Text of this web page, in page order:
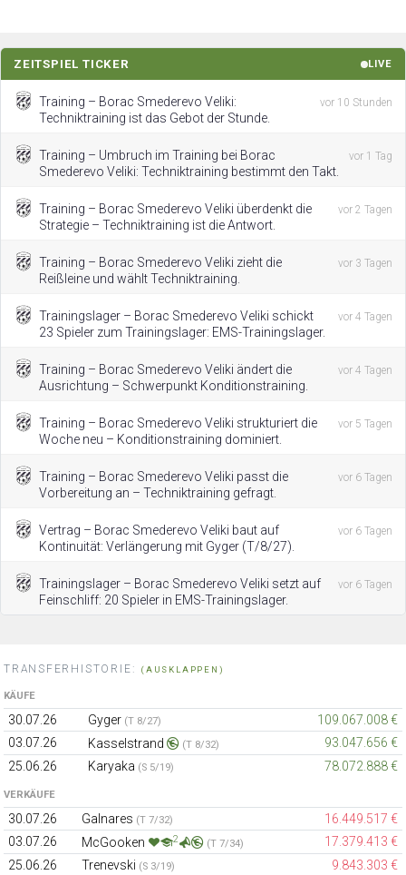
ZEITSPIEL TICKER LIVE
Training – Borac Smederevo Veliki:
Techniktraining ist das Gebot der Stunde.
vor 10 Stunden
Training – Umbruch im Training bei Borac
Smederevo Veliki: Techniktraining bestimmt den Takt.
vor 1 Tag
Training – Borac Smederevo Veliki überdenkt die
Strategie – Techniktraining ist die Antwort.
vor 2 Tagen
Training – Borac Smederevo Veliki zieht die
Reißleine und wählt Techniktraining.
vor 3 Tagen
Trainingslager – Borac Smederevo Veliki schickt
23 Spieler zum Trainingslager: EMS-Trainingslager.
vor 4 Tagen
Training – Borac Smederevo Veliki ändert die
Ausrichtung – Schwerpunkt Konditionstraining.
vor 4 Tagen
Training – Borac Smederevo Veliki strukturiert die
Woche neu – Konditionstraining dominiert.
vor 5 Tagen
Training – Borac Smederevo Veliki passt die
Vorbereitung an – Techniktraining gefragt.
vor 6 Tagen
Vertrag – Borac Smederevo Veliki baut auf
Kontinuität: Verlängerung mit Gyger (T/8/27).
vor 6 Tagen
Trainingslager – Borac Smederevo Veliki setzt auf
Feinschliff: 20 Spieler in EMS-Trainingslager.
vor 6 Tagen
TRANSFERHISTORIE: (AUSKLAPPEN)
KÄUFE
30.07.26 Gyger (T 8/27)
109.067.008 €
03.07.26
Kasselstrand (T 8/32)
93.047.656 €
25.06.26
Karyaka (S 5/19) 78.072.888 €
VERKÄUFE
30.07.26 Galnares (T 7/32)
16.449.517 €
03.07.26
McGooken 2 (T 7/34)
17.379.413 €
25.06.26
Trenevski (S 3/19) 9.843.303 €